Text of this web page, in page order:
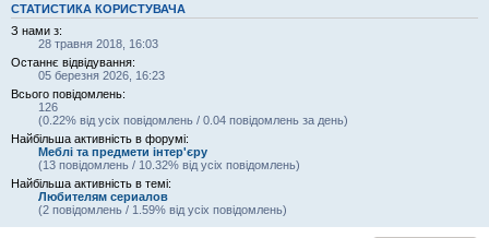
СТАТИСТИКА КОРИСТУВАЧА
З нами з:
28 травня 2018, 16:03
Останнє відвідування:
05 березня 2026, 16:23
Всього повідомлень:
126
(0.22% від усіх повідомлень / 0.04 повідомлень за день)
Найбільша активність в форумі:
Меблі та предмети інтер'єру
(13 повідомлень / 10.32% від усіх повідомлень)
Найбільша активність в темі:
Любителям сериалов
(2 повідомлень / 1.59% від усіх повідомлень)